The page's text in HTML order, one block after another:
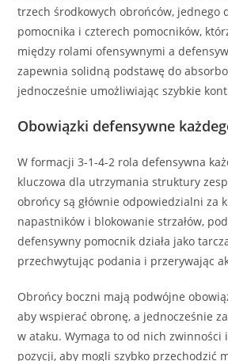
trzech środkowych obrońców, jednego
pomocnika i czterech pomocników,
między rolami ofensywnymi a
zapewnia solidną podstawę do
jednocześnie umożliwiając szybkie
Obowiązki defensywne
W formacji 3-1-4-2 rola defensywna
kluczowa dla utrzymania struktury
obrońcy są głównie odpowiedzialni za
napastników i blokowanie strzałów,
defensywny pomocnik działa jako
przechwytując podania i przerywając
Obrońcy boczni mają podwójne
aby wspierać obronę, a jednocześnie
w ataku. Wymaga to od nich zwinności
pozycji, aby mogli szybko przechodzić